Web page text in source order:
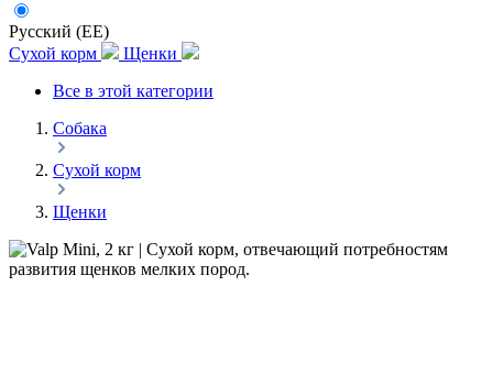
Русский (EE)
Сухой корм
Щенки
Все в этой категории
Собака
Сухой корм
Щенки